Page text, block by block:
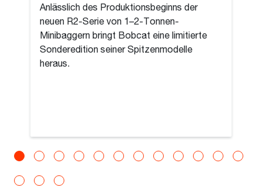
Anlässlich des Produktionsbeginns der
neuen R2-Serie von 1–2-Tonnen-
Minibaggern bringt Bobcat eine limitierte
Sonderedition seiner Spitzenmodelle
heraus.